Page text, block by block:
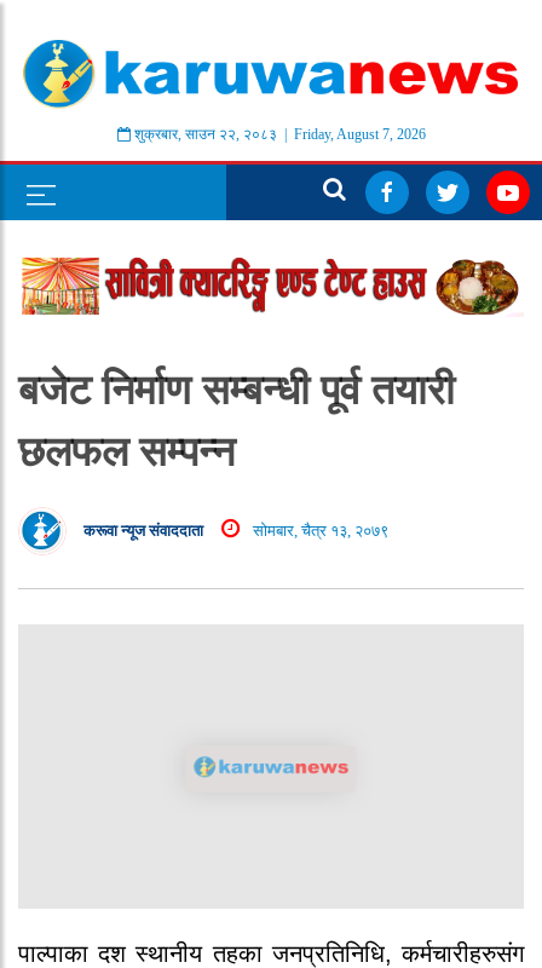
शुक्रबार, साउन २२, २०८३ | Friday, August 7, 2026
बजेट निर्माण सम्बन्धी पूर्व तयारी
छलफल सम्पन्न
करूवा न्यूज संवाददाता सोमबार, चैत्र १३, २०७९
पाल्पाका दश स्थानीय तहका जनप्रतिनिधि, कर्मचारीहरुसंग